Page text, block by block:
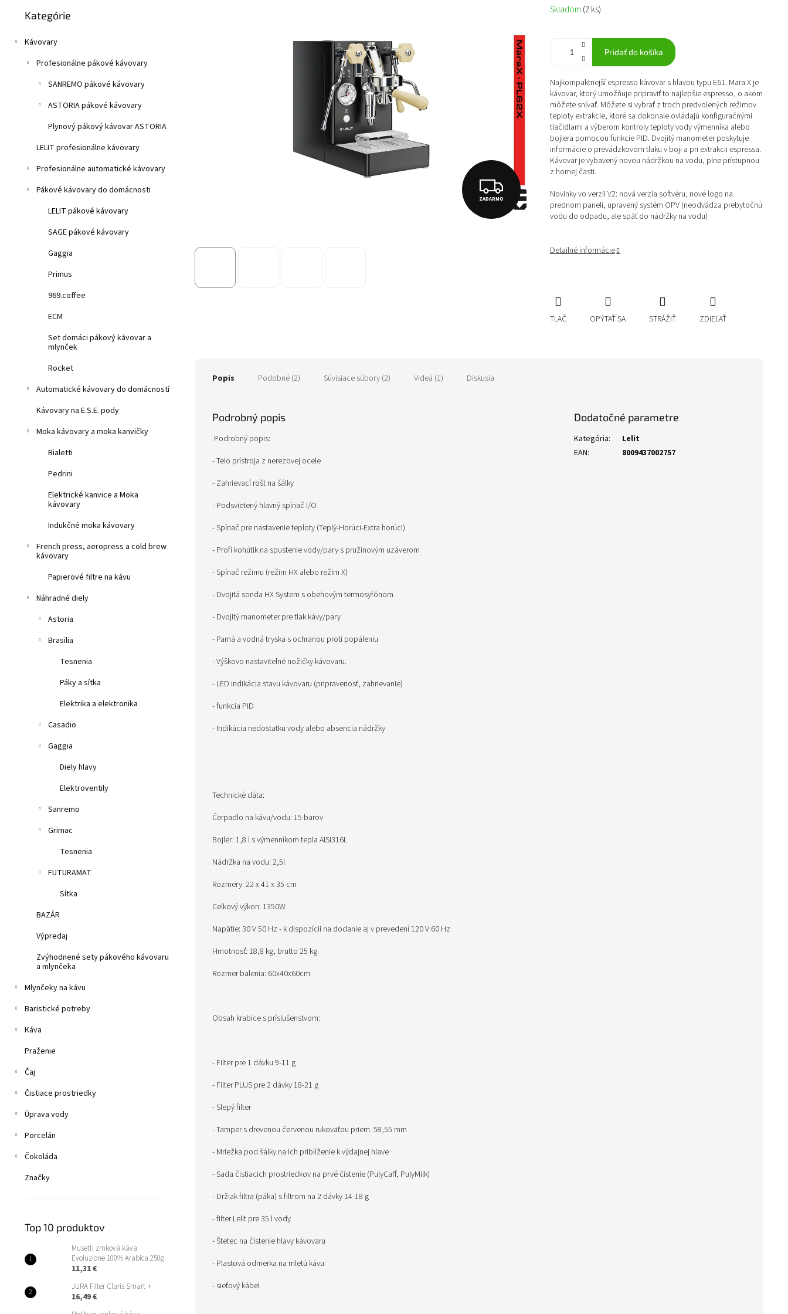
n
e
kategórie
Kategórie
Kávovary
Profesionálne pákové kávovary
SANREMO pákové kávovary
ASTORIA pákové kávovary
Plynový pákový kávovar ASTORIA
LELIT profesionálne kávovary
Profesionálne automatické kávovary
Pákové kávovary do domácnosti
LELIT pákové kávovary
SAGE pákové kávovary
Gaggia
Primus
969.coffee
ECM
Set domáci pákový kávovar a
mlynček
Rocket
Automatické kávovary do domácností
Kávovary na E.S.E. pody
Moka kávovary a moka kanvičky
Bialetti
Pedrini
Elektrické kanvice a Moka
kávovary
Indukčné moka kávovary
French press, aeropress a cold brew
kávovary
Papierové filtre na kávu
Náhradné diely
Astoria
Brasilia
Tesnenia
Páky a sítka
Elektrika a elektronika
Casadio
Gaggia
Diely hlavy
Elektroventily
Sanremo
Grimac
Tesnenia
FUTURAMAT
Sítka
BAZÁR
Výpredaj
Zvýhodnené sety pákového kávovaru
a mlynčeka
Mlynčeky na kávu
Baristické potreby
Káva
Praženie
Čaj
Čistiace prostriedky
Úprava vody
Porcelán
Čokoláda
Značky
Top 10 produktov
Musetti zrnková káva
Evoluzione 100% Arabica 250g
11,31 €
JURA Filter Claris Smart +
16,49 €
Z
A
ZADARMO
Jednotková
cena:
Skladom (2 ks)
Pridať do košíka
Najkompaktnejší espresso kávovar s hlavou typu E61. Mara X je
kávovar, ktorý umožňuje pripraviť to najlepšie espresso, o akom
môžete snívať. Môžete si vybrať z troch predvolených režimov
teploty extrakcie, ktoré sa dokonale ovládajú konfiguračnými
tlačidlami a výberom kontroly teploty vody výmenníka alebo
bojlera pomocou funkcie PID. Dvojitý manometer poskytuje
informácie o prevádzkovom tlaku v boji a pri extrakcii espressa.
Kávovar je vybavený novou nádržkou na vodu, plne prístupnou
z hornej časti.
Novinky vo verzii V2: nová verzia softvéru, nové logo na
prednom paneli, upravený systém OPV (neodvádza prebytočnú
vodu do odpadu, ale späť do nádržky na vodu)
Detailné informácie
TLAČ OPÝTAŤ SA STRÁŽIŤ ZDIEĽAŤ
Popis Podobné (2) Súvisiace súbory (2) Videá (1) Diskusia
Podrobný popis
Podrobný popis:
- Telo prístroja z nerezovej ocele
- Zahrievací rošt na šálky
- Podsvietený hlavný spínač I/O
- Spínač pre nastavenie teploty (Teplý-Horúci-Extra horúci)
- Profi kohútik na spustenie vody/pary s pružinovým uzáverom
- Spínač režimu (režim HX alebo režim X)
- Dvojitá sonda HX System s obehovým termosyfónom
- Dvojitý manometer pre tlak kávy/pary
- Parná a vodná tryska s ochranou proti popáleniu
- Výškovo nastaviteľné nožičky kávovaru.
- LED indikácia stavu kávovaru (pripravenosť, zahrievanie)
- funkcia PID
- Indikácia nedostatku vody alebo absencia nádržky
Technické dáta:
Čerpadlo na kávu/vodu: 15 barov
Bojler: 1,8 l s výmenníkom tepla AISI316L
Nádržka na vodu: 2,5l
Rozmery: 22 x 41 x 35 cm
Celkový výkon: 1350W
Napätie: 30 V 50 Hz - k dispozícii na dodanie aj v prevedení 120 V 60 Hz
Hmotnosť: 18,8 kg, brutto 25 kg
Rozmer balenia: 60x40x60cm
Obsah krabice s príslušenstvom:
- Filter pre 1 dávku 9-11 g
- Filter PLUS pre 2 dávky 18-21 g
- Slepý filter
- Tamper s drevenou červenou rukoväťou priem. 58,55 mm
- Mriežka pod šálky na ich priblíženie k výdajnej hlave
- Sada čistiacich prostriedkov na prvé čistenie (PulyCaff, PulyMilk)
- Držiak filtra (páka) s filtrom na 2 dávky 14-18 g
- filter Lelit pre 35 l vody
- Štetec na čistenie hlavy kávovaru
- Plastová odmerka na mletú kávu
- sieťový kábel
Dodatočné parametre
Kategória:
Lelit
EAN: 8009437002757